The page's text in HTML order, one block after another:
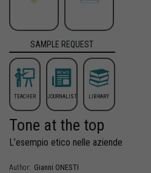
SAMPLE REQUEST
TEACHER JOURNALIST LIBRARY
Tone at the top
L’esempio etico nelle aziende
Author: Gianni ONESTI